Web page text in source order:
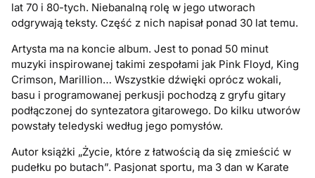
lat 70 i 80-tych. Niebanalną rolę w jego utworach
odgrywają teksty. Część z nich napisał ponad 30 lat temu.
Artysta ma na koncie album. Jest to ponad 50 minut
muzyki inspirowanej takimi zespołami jak Pink Floyd, King
Crimson, Marillion… Wszystkie dźwięki oprócz wokali,
basu i programowanej perkusji pochodzą z gryfu gitary
podłączonej do syntezatora gitarowego. Do kilku utworów
powstały teledyski według jego pomysłów.
Autor książki „Życie, które z łatwością da się zmieścić w
pudełku po butach”. Pasjonat sportu, ma 3 dan w Karate